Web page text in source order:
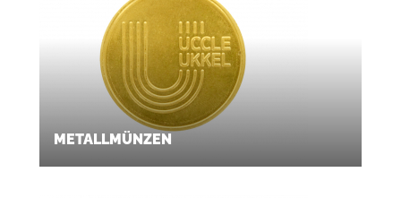
METALLMÜNZEN